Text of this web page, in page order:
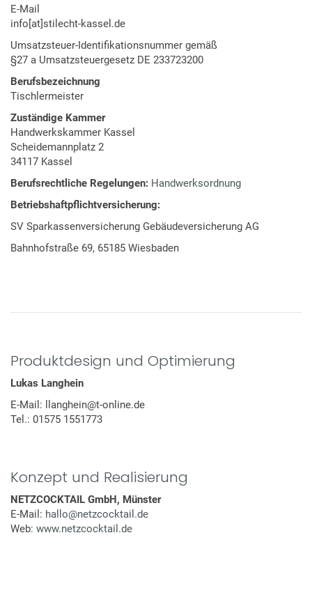
E-Mail
info[at]stilecht-kassel.de
Umsatzsteuer-Identifikationsnummer gemäß
§27 a Umsatzsteuergesetz DE 233723200
Berufsbezeichnung
Tischlermeister
Zuständige Kammer
Handwerkskammer Kassel
Scheidemannplatz 2
34117 Kassel
Berufsrechtliche Regelungen: Handwerksordnung
Betriebshaftpflichtversicherung:
SV Sparkassenversicherung Gebäudeversicherung AG
Bahnhofstraße 69, 65185 Wiesbaden
Produktdesign und Optimierung
Lukas Langhein
E-Mail: llanghein@t-online.de
Tel.: 01575 1551773
Konzept und Realisierung
NETZCOCKTAIL GmbH, Münster
E-Mail: hallo@netzcocktail.de
Web: www.netzcocktail.de